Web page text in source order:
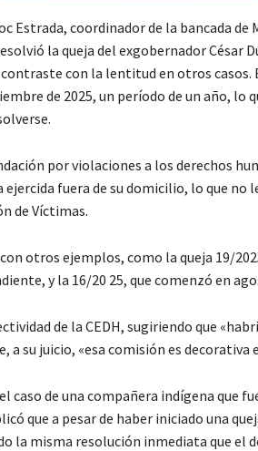
Estrada, coordinador de la bancada
la queja del exgobernador César
con la lentitud en otros casos.
de 2025, un período de un año,
por violaciones a los derechos
fuera de su domicilio, lo que
de Víctimas.
otros ejemplos, como la queja 19/
y la 16/20 25, que comenzó en
de la CEDH, sugiriendo que
a su juicio, «esa comisión es
caso de una compañera indígena que
que a pesar de haber iniciado una
la misma resolución inmediata que